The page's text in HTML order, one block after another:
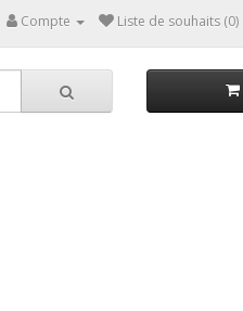
Compte Liste de souhaits (0)